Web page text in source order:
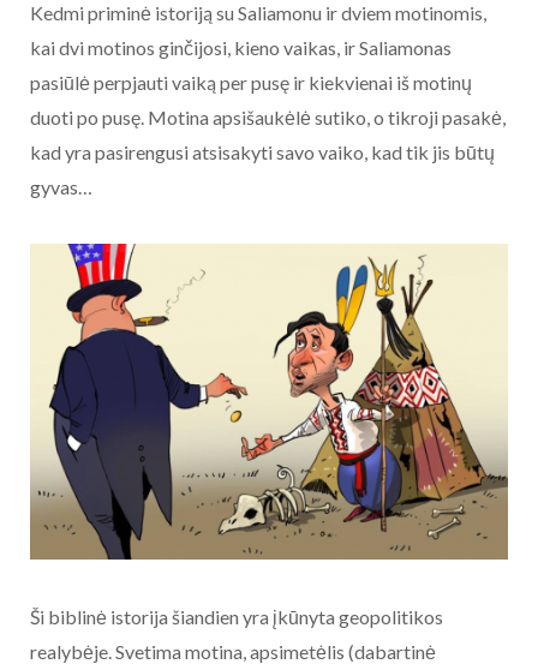
Kedmi priminė istoriją su Saliamonu ir dviem motinomis,
kai dvi motinos ginčijosi, kieno vaikas, ir Saliamonas
pasiūlė perpjauti vaiką per pusę ir kiekvienai iš motinų
duoti po pusę. Motina apsišaukėlė sutiko, o tikroji pasakė,
kad yra pasirengusi atsisakyti savo vaiko, kad tik jis būtų
gyvas…
Ši biblinė istorija šiandien yra įkūnyta geopolitikos
realybėje. Svetima motina, apsimetėlis (dabartinė